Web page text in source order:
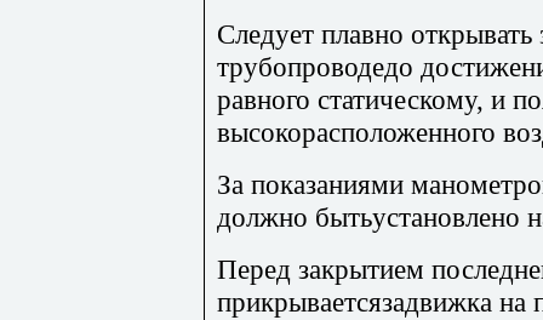
Следует плавно
трубопроводедо
равного статическому, и
высокорасположенного
За показаниями
должно бытьустановлено
Перед закрытием
прикрываетсязадвижка